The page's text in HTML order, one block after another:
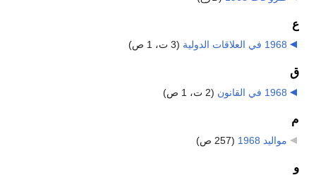
ع
1968 في العلاقات الدولية (3 ت، 1 ص)
ق
1968 في القانون (2 ت، 1 ص)
م
مواليد 1968 (257 ص)
و